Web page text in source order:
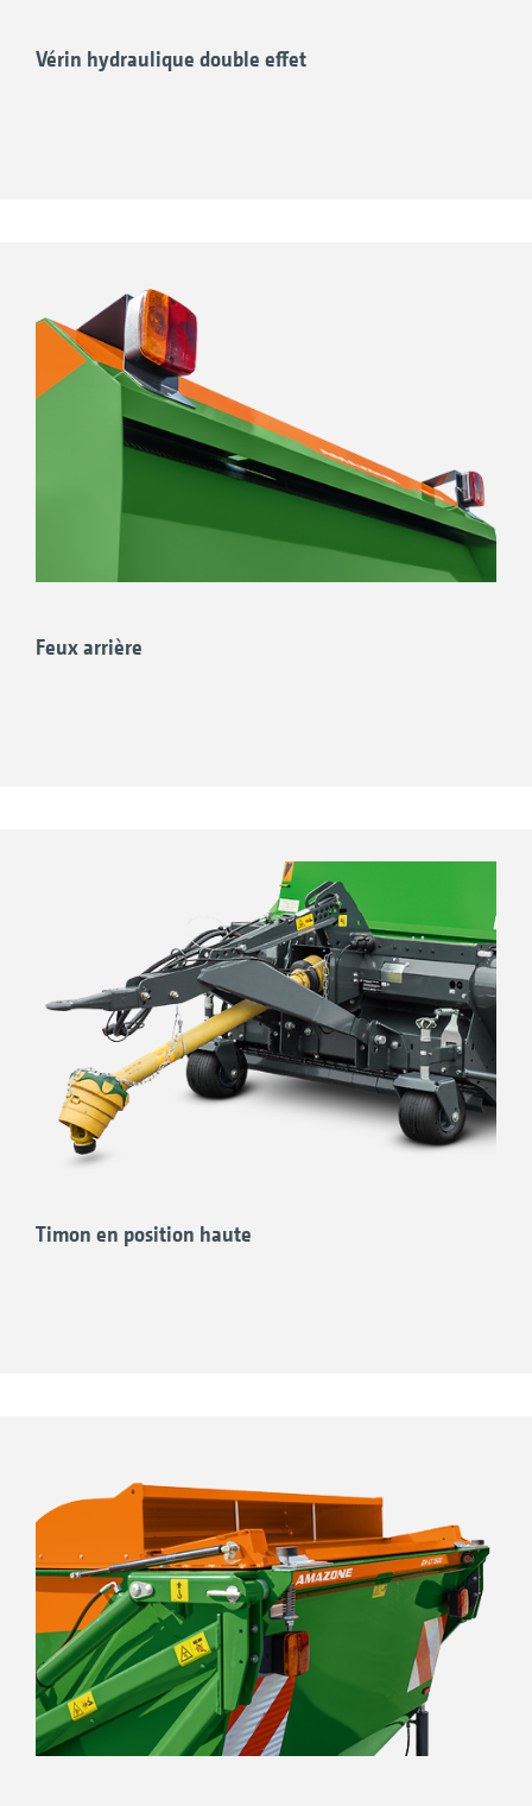
Vérin hydraulique double effet
Feux arrière
Timon en position haute